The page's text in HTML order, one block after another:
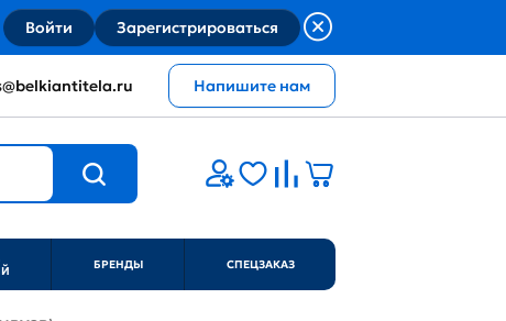
Войти Зарегистрироваться
Напишите нам
БРЕНДЫ СПЕЦЗАКАЗ